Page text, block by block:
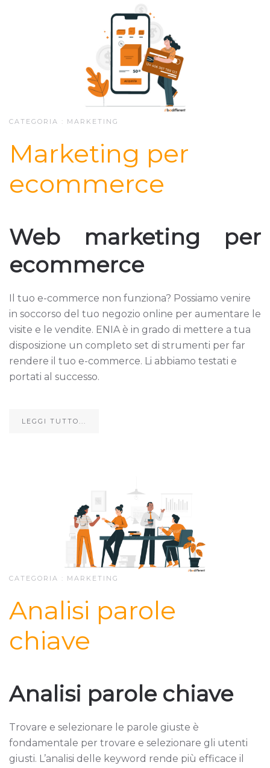
CATEGORIA : MARKETING
Marketing per
ecommerce
Web marketing per
ecommerce
Il tuo e-commerce non funziona? Possiamo venire
in soccorso del tuo negozio online per aumentare le
visite e le vendite. ENIA è in grado di mettere a tua
disposizione un completo set di strumenti per far
rendere il tuo e-commerce. Li abbiamo testati e
portati al successo.
LEGGI TUTTO...
CATEGORIA : MARKETING
Analisi parole
chiave
Analisi parole chiave
Trovare e selezionare le parole giuste è
fondamentale per trovare e selezionare gli utenti
giusti. L’analisi delle keyword rende più efficace il